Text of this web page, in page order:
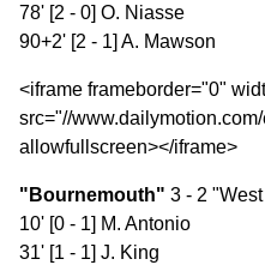
78' [2 - 0] O. Niasse
90+2' [2 - 1] A. Mawson
<iframe frameborder="0"
src="//
allowfullscreen></iframe>
"Bournemouth" 3 - 2
10' [0 - 1] M. Antonio
31' [1 - 1] J. King